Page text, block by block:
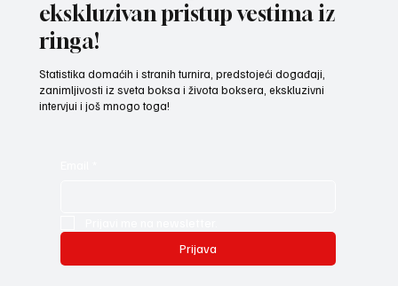
ekskluzivan pristup vestima iz
ringa!
Statistika domaćih i stranih turnira, predstojeći događaji,
zanimljivosti iz sveta boksa i života boksera, ekskluzivni
intervjui i još mnogo toga!
Prijava